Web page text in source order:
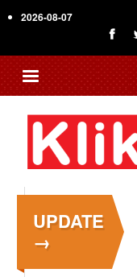
to
content
2026-08-07
UPDATE
→